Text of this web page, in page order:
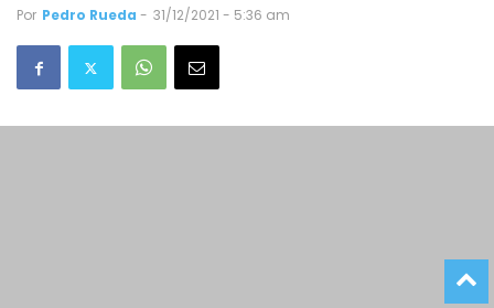
Por Pedro Rueda - 31/12/2021 - 5:36 am